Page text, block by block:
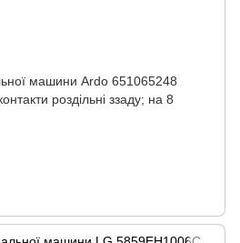
машини Ardo 651065248
роздільні ззаду; на 8